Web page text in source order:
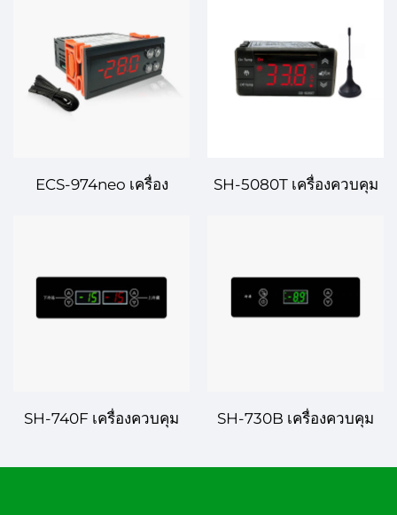
ก้าวหน้าและน่าเชื่อถือ
สำหรับการใช้งานใน
อุตสาหกรรมและการค้า
แม่นยำสำหรับระบบขั้นสูง
ECS-974neo เครื่อง
SH-5080T เครื่องควบคุม
การค้า
SH-740F เครื่องควบคุม
ควบคุมอุณหภูมิที่น่าเชื่อถือ
SH-730B เครื่องควบคุม
ควบคุมอุณหภูมิอย่าง